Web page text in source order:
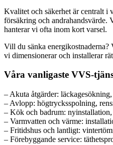
Kvalitet och säkerhet är centralt i
försäkring och andrahandsvärde.
hanterar vi ofta inom kort varsel.
Vill du sänka
vi dimensionerar och installerar
Våra vanligaste VVS-
– Akuta åtgärder:
– Avlopp: högtrycksspolning,
– Kök och badrum:
– Varmvatten och värme:
– Fritidshus och lantligt:
– Förebyggande service: